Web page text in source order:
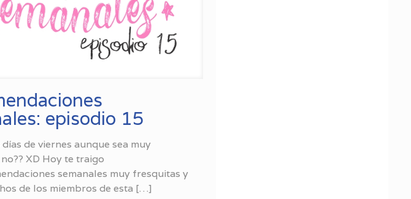
episodio 15
de viernes aunque sea muy
XD Hoy te traigo
semanales muy fresquitas y
de los miembros de esta […]